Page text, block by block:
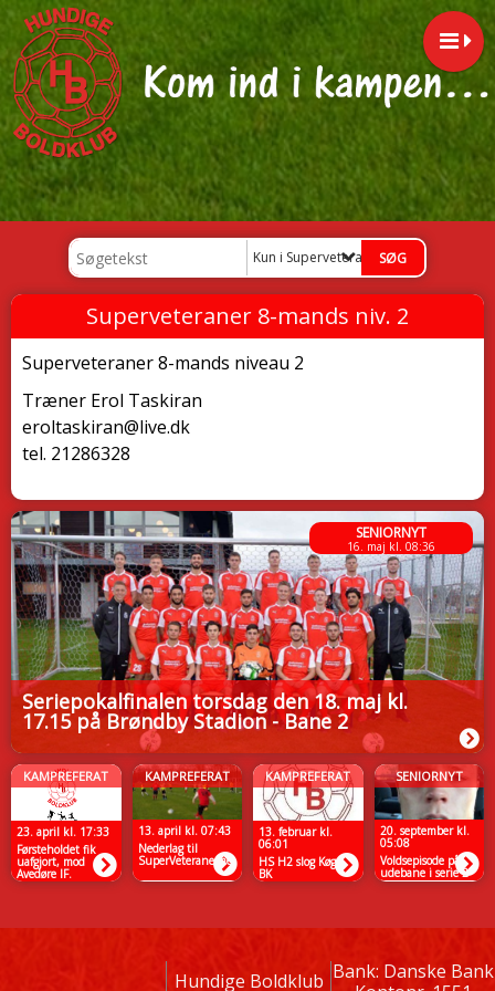
Kun i Superveteraner 8-mands niv. 2
Superveteraner 8-mands niv. 2
Superveteraner 8-mands niveau 2
Træner Erol Taskiran
eroltaskiran@live.dk
tel. 21286328
SENIORNYT
16. maj kl. 08:36
Seriepokalfinalen torsdag den 18. maj kl.
17.15 på Brøndby Stadion - Bane 2
KAMPREFERAT
23. april kl. 17:33
Førsteholdet fik
uafgjort, mod
Avedøre IF.
KAMPREFERAT
13. april kl. 07:43
Nederlag til
SuperVeteranerne
KAMPREFERAT
13. februar kl.
06:01
HS H2 slog Køge
BK
SENIORNYT
20. september kl.
05:08
Voldsepisode på
udebane i serie 2
kamp.
Hundige Boldklub Bank: Danske Bank